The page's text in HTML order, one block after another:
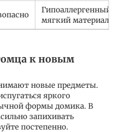
Гипоаллергенный,
мягкий материал
к новым
новые предметы.
яркого
формы домика. В
запихивать
постепенно.